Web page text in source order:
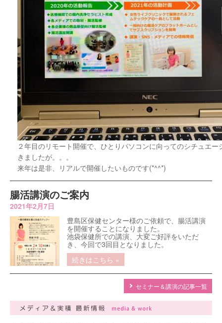
２年目のリモート開催で、ひとりパソコンに向ってのシチュエー
きましたが。。。
来年は是非、リアルで開催したいものです(*^^*)
腸活講演のご案内
2021年2月7日
豊島区保健センター様のご依頼で、腸活講演
を開催することになりました。
池袋保健所での講演、大変ご好評をいただ
き、今回で3回目となりました。
続きはこちら »
セミナー＆講演の記事一覧